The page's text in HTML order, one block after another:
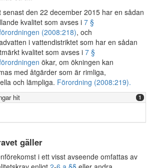
senast den 22 december 2015 har en sådan
kvalitet som avses i 7 §
(2008:218), och
i vattendistriktet som har en sådan
kvalitet som avses i 7 §
ökar, om ökningen kan
med åtgärder som är rimliga,
och lämpliga. Förordning (2008:219).
hit 1
gäller
i ett visst avseende omfattas av